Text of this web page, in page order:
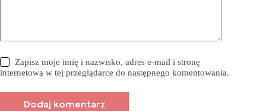
Zapisz moje imię i nazwisko, adres e-mail i stronę
internetową w tej przeglądarce do następnego komentowania.
Dodaj komentarz